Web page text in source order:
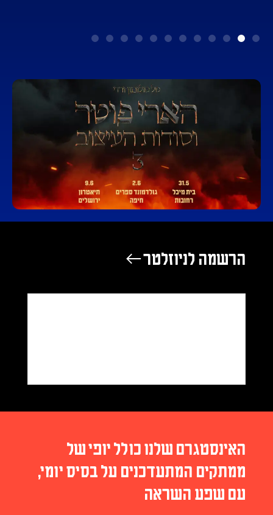
הרשמה לניוזלטר ←
האינסטגרם שלנו כולל יופי של
ממתקים המתעדכנים על בסיס יומי,
עם שפע השראה